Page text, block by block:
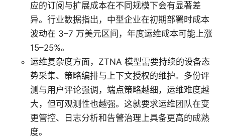
应的订阅与扩展成本在不同规模下会有显著差
异。行业数据指出，中型企业在初期部署时成本
波动在 3–7 万美元区间，年度运维成本可能上涨
15–25%。
运维复杂度方面，ZTNA 模型需要持续的设备态
势采集、策略编排与上下文授权的维护。多份评
测与用户评论强调，端点策略越细，运维难度越
大，但可观测性也越强。这就要求运维团队在变
更管控、日志分析和告警治理上具备更高的成熟
度。